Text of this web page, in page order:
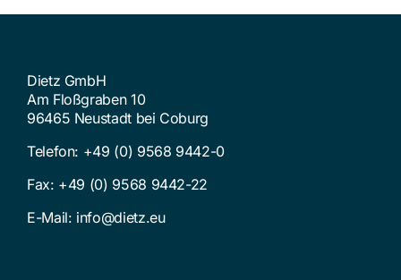
Dietz GmbH
Am Floßgraben 10
96465 Neustadt bei Coburg
Telefon: +49 (0) 9568 9442-0
Fax: +49 (0) 9568 9442-22
E-Mail: info@dietz.eu